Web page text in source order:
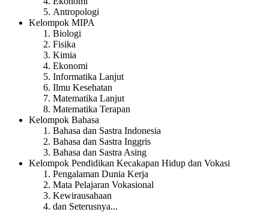
Antropologi
Kelompok MIPA
Biologi
Fisika
Kimia
Ekonomi
Informatika Lanjut
Ilmu Kesehatan
Matematika Lanjut
Matematika Terapan
Kelompok Bahasa
Bahasa dan Sastra Indonesia
Bahasa dan Sastra Inggris
Bahasa dan Sastra Asing
Kelompok Pendidikan Kecakapan Hidup dan Vokasi
Pengalaman Dunia Kerja
Mata Pelajaran Vokasional
Kewirausahaan
dan Seterusnya...